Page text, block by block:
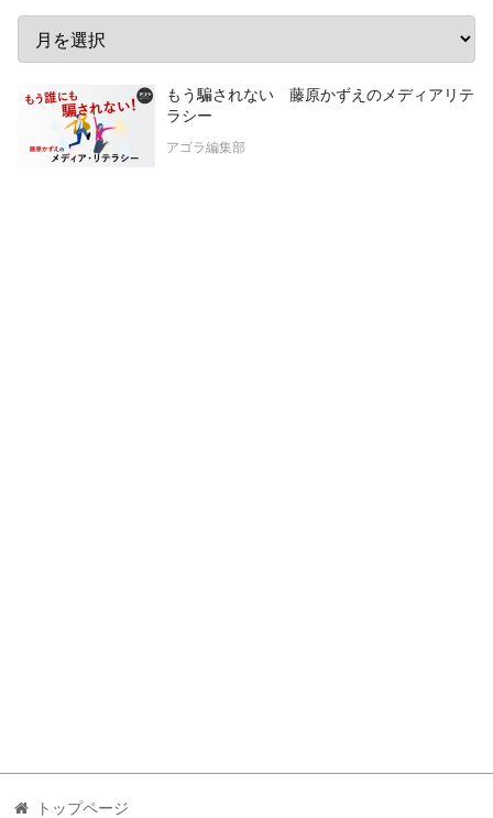
もう騙されない 藤原かずえのメディアリテ
ラシー
アゴラ編集部
トップページ